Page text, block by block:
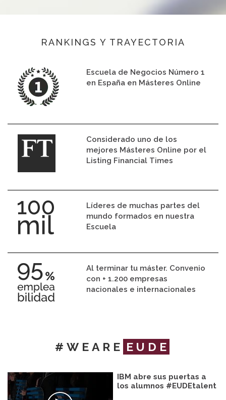
RANKINGS Y TRAYECTORIA
Escuela de Negocios Número 1
en España en Másteres Online
Considerado uno de los
mejores Másteres Online por el
Listing Financial Times
Líderes de muchas partes del
mundo formados en nuestra
Escuela
Al terminar tu máster. Convenio
con + 1.200 empresas
nacionales e internacionales
#WEARE EUDE
IBM abre sus puertas a
los alumnos #EUDEtalent